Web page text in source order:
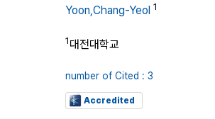
Yoon,Chang-Yeol 1
1대전대학교
number of Cited : 3
Accredited